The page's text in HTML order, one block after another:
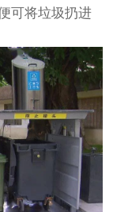
可将垃圾扔进